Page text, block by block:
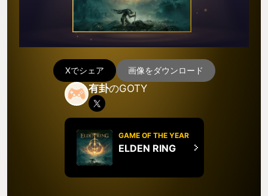
Xでシェア 画像をダウンロード
有卦のGOTY
GAME OF THE YEAR
ELDEN RING